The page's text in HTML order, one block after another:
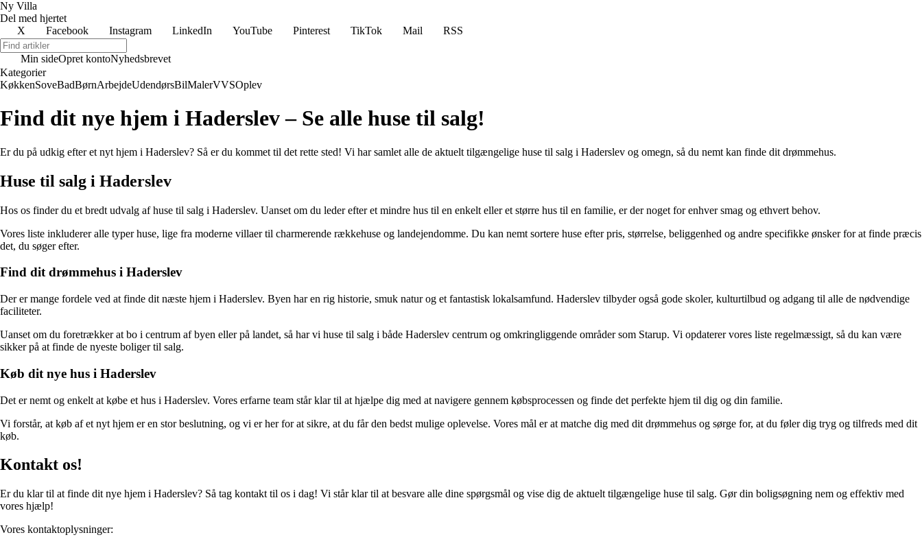
Ny Villa
Del med hjertet
X
Facebook Instagram LinkedIn YouTube Pinterest TikTok Mail RSS
Min sideOpret kontoNyhedsbrevet
Kategorier
KøkkenSoveBadBørnArbejdeUdendørsBilMalerVVSOplev
Find dit nye hjem i Haderslev – Se alle huse til salg!
Er du på udkig efter et nyt hjem i Haderslev? Så er du kommet til det rette sted! Vi har samlet alle de aktuelt tilgængelige huse til salg i Haderslev og omegn, så du nemt kan finde dit drømmehus.
Huse til salg i Haderslev
Hos os finder du et bredt udvalg af huse til salg i Haderslev. Uanset om du leder efter et mindre hus til en enkelt eller et større hus til en familie, er der noget for enhver smag og ethvert behov.
Vores liste inkluderer alle typer huse, lige fra moderne villaer til charmerende rækkehuse og landejendomme. Du kan nemt sortere huse efter pris, størrelse, beliggenhed og andre specifikke ønsker for at finde præcis
det, du søger efter.
Find dit drømmehus i Haderslev
Der er mange fordele ved at finde dit næste hjem i Haderslev. Byen har en rig historie, smuk natur og et fantastisk lokalsamfund. Haderslev tilbyder også gode skoler, kulturtilbud og adgang til alle de nødvendige
faciliteter.
Uanset om du foretrækker at bo i centrum af byen eller på landet, så har vi huse til salg i både Haderslev centrum og omkringliggende områder som Starup. Vi opdaterer vores liste regelmæssigt, så du kan være
sikker på at finde de nyeste boliger til salg.
Køb dit nye hus i Haderslev
Det er nemt og enkelt at købe et hus i Haderslev. Vores erfarne team står klar til at hjælpe dig med at navigere gennem købsprocessen og finde det perfekte hjem til dig og din familie.
Vi forstår, at køb af et nyt hjem er en stor beslutning, og vi er her for at sikre, at du får den bedst mulige oplevelse. Vores mål er at matche dig med dit drømmehus og sørge for, at du føler dig tryg og tilfreds med dit
køb.
Kontakt os!
Er du klar til at finde dit nye hjem i Haderslev? Så tag kontakt til os i dag! Vi står klar til at besvare alle dine spørgsmål og vise dig de aktuelt tilgængelige huse til salg. Gør din boligsøgning nem og effektiv med
vores hjælp!
Vores kontaktoplysninger: